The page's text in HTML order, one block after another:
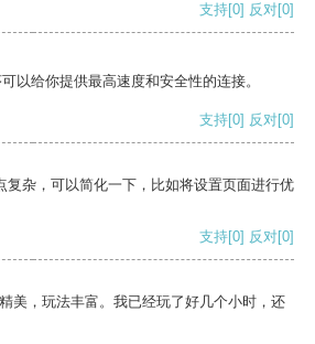
支持[0] 反对[0]
以给你提供最高速度和安全性的连接。
支持[0] 反对[0]
复杂，可以简化一下，比如将设置页面进行优
支持[0] 反对[0]
美，玩法丰富。我已经玩了好几个小时，还